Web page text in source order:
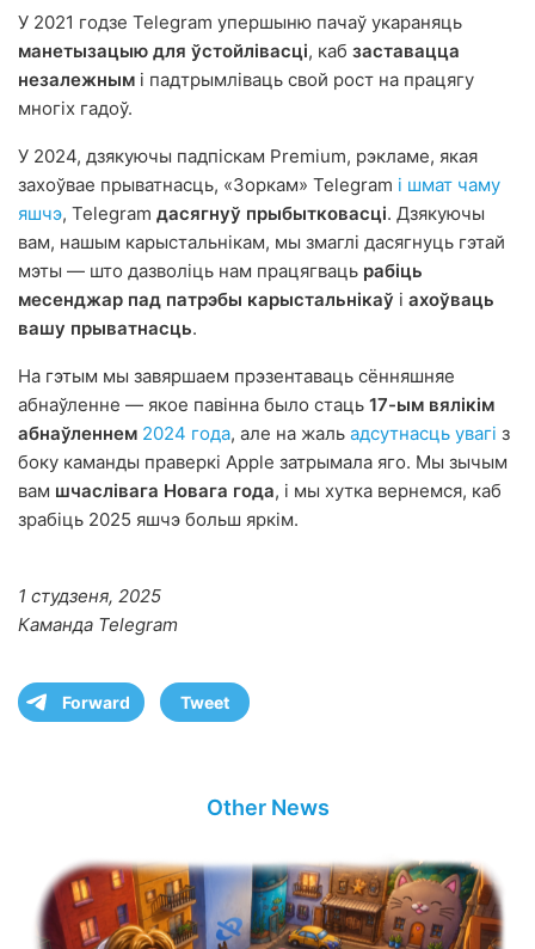
У 2021 годзе Telegram упершыню пачаў укараняць
манетызацыю для ўстойлівасці, каб заставацца
незалежным і падтрымліваць свой рост на працягу
многіх гадоў.
У 2024, дзякуючы падпіскам Premium, рэкламе, якая
захоўвае прыватнасць, «Зоркам» Telegram і шмат чаму
яшчэ, Telegram дасягнуў прыбытковасці. Дзякуючы
вам, нашым карыстальнікам, мы змаглі дасягнуць гэтай
мэты — што дазволіць нам працягваць рабіць
месенджар пад патрэбы карыстальнікаў і ахоўваць
вашу прыватнасць.
На гэтым мы завяршаем прэзентаваць сённяшняе
абнаўленне — якое павінна было стаць 17-ым вялікім
абнаўленнем 2024 года, але на жаль адсутнасць увагі з
боку каманды праверкі Apple затрымала яго. Мы зычым
вам шчаслівага Новага года, і мы хутка вернемся, каб
зрабіць 2025 яшчэ больш яркім.
1 студзеня, 2025
Каманда Telegram
Forward Tweet
Other News